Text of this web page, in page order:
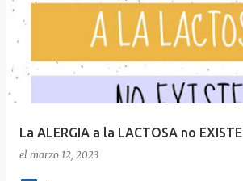
La ALERGIA a la LACTOSA no EXISTE
el marzo 12, 2023